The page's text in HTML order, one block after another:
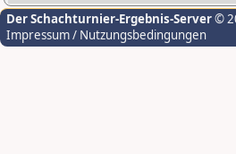
Der Schachturnier-Ergebnis-Server©
Impressum / Nutzungsbedingungen